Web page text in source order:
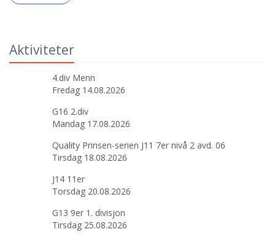
Aktiviteter
4.div Menn
Fredag 14.08.2026
G16 2.div
Mandag 17.08.2026
Quality Prinsen-serien J11 7er nivå 2 avd. 06
Tirsdag 18.08.2026
J14 11er
Torsdag 20.08.2026
G13 9er 1. divisjon
Tirsdag 25.08.2026